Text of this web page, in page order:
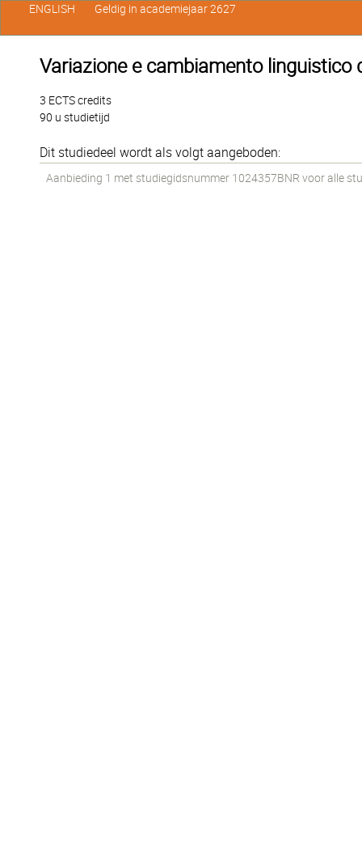
Variazione e cambiamento linguistico
3 ECTS credits
90 u studietijd
Dit studiedeel wordt als volgt aangeboden:
Aanbieding 1 met studiegidsnummer 1024357BNR voor alle
ENGLISH Geldig in academiejaar 2627